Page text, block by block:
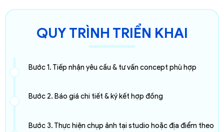
QUY TRÌNH TRIỂN KHAI
Bước 1. Tiếp nhận yêu cầu & tư vấn concept phù hợp
Bước 2. Báo giá chi tiết & ký kết hợp đồng
Bước 3. Thực hiện chụp ảnh tại studio hoặc địa điểm theo